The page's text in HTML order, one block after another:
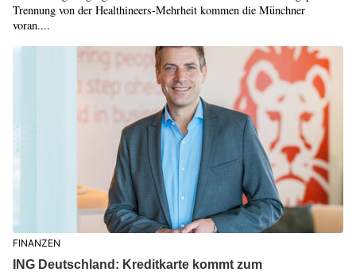
Trennung von der Healthineers-Mehrheit kommen die Münchner
voran....
FINANZEN
ING Deutschland: Kreditkarte kommt zum